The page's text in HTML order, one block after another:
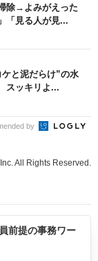
除→よみがえった
「見る人が見...
と泥だらけ”の水
ッキリよ...
by
All Rights Reserved.
前提の事務ワー